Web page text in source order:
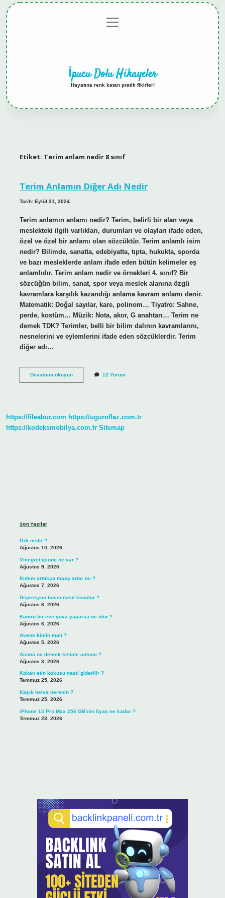
menüyü
aç
İpucu Dolu Hikayeler
Hayatına renk katan pratik fikirler!
Etiket: Terim anlam nedir 8 sınıf
Terim Anlamın Diğer Adı Nedir
Tarih: Eylül 21, 2024
Terim anlamın anlamı nedir? Terim, belirli bir alan veya
meslekteki ilgili varlıkları, durumları ve olayları ifade eden,
özel ve özel bir anlamı olan sözcüktür. Terim anlamlı isim
nedir? Bilimde, sanatta, edebiyatta, tıpta, hukukta, sporda
ve bazı mesleklerde anlam ifade eden bütün kelimeler eş
anlamlıdır. Terim anlam nedir ve örnekleri 4. sınıf? Bir
sözcüğün bilim, sanat, spor veya meslek alanına özgü
kavramlara karşılık kazandığı anlama kavram anlamı denir.
Matematik: Doğal sayılar, kare, polinom… Tiyatro: Sahne,
perde, kostüm… Müzik: Nota, akor, G anahtarı… Terim ne
demek TDK? Terimler, belli bir bilim dalının kavramlarını,
nesnelerini ve eylemlerini ifade eden sözcüklerdir. Terim
diğer adı…
Devamını okuyunTerim
12 Yorum
https://fileabur.com https://uguroflaz.com.tr
https://kodeksmobilya.com.tr Sitemap
Son Yazılar
Ork nedir ?
Ağustos 10, 2026
Vinegret içinde ne var ?
Ağustos 9, 2026
Kıdem arttıkça maaş artar mı ?
Ağustos 7, 2026
Depresyon tanısı nasıl konulur ?
Ağustos 6, 2026
Kumru bir eve yuva yaparsa ne olur ?
Ağustos 6, 2026
Avene kimin malı ?
Ağustos 5, 2026
Acıma ne demek kelime anlamı ?
Ağustos 3, 2026
Kokan etin kokusu nasıl giderilir ?
Temmuz 25, 2026
Kaşık helva nerenin ?
Temmuz 25, 2026
iPhone 15 Pro Max 256 GB’nin fiyatı ne kadar ?
Temmuz 23, 2026